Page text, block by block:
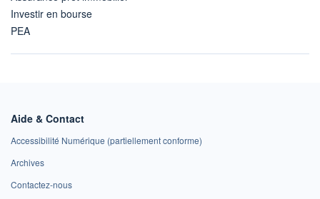
Investir en bourse
PEA
Aide & Contact
Accessibilité Numérique (partiellement conforme)
Archives
Contactez-nous